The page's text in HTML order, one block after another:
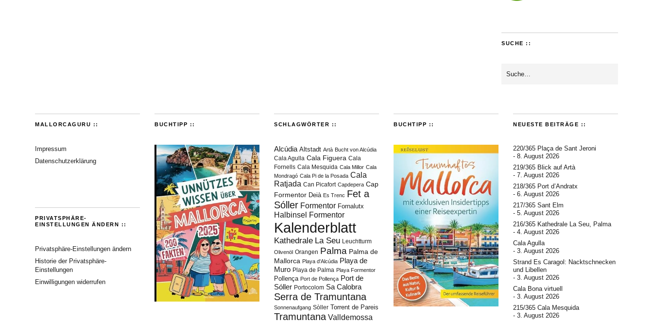
SUCHE ::
MALLORCAGURU ::
Impressum
Datenschutzerklärung
PRIVATSPHÄRE-
EINSTELLUNGEN ÄNDERN ::
Privatsphäre-Einstellungen ändern
Historie der Privatsphäre-
Einstellungen
Einwilligungen widerrufen
BUCHTIPP :: SCHLAGWÖRTER ::
Alcúdia Altstadt Artà Bucht von Alcúdia
Cala Agulla Cala Figuera Cala
Fornells Cala Mesquida Cala Millor Cala
Mondragó Cala Pi de la Posada Cala
Ratjada Can Picafort Capdepera Cap
Formentor Deià Es Trenc Fet a
Sóller Formentor Fornalutx
Halbinsel Formentor
Kalenderblatt
Kathedrale La Seu Leuchtturm
Olivenöl Orangen Palma Palma de
Mallorca Playa d'Alcúdia Playa de
Muro Playa de Palma Playa Formentor
Pollença Port de Pollença Port de
Sóller Portocolom Sa Calobra
Serra de Tramuntana
Sonnenaufgang Sòller Torrent de Pareis
Tramuntana Valldemossa
BUCHTIPP :: NEUESTE BEITRÄGE ::
220/365 Plaça de Sant Jeroni
8. August 2026
219/365 Blick auf Artà
7. August 2026
218/365 Port d’Andratx
6. August 2026
217/365 Sant Elm
5. August 2026
216/365 Kathedrale La Seu, Palma
4. August 2026
Cala Agulla
3. August 2026
Strand Es Caragol: Nacktschnecken
und Libellen
3. August 2026
Cala Bona virtuell
3. August 2026
215/365 Cala Mesquida
3. August 2026